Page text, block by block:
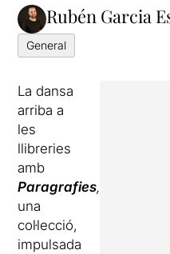
Rubén Garcia
General
La dansa
arriba a
les
llibreries
amb
Paragrafies,
una
col·lecció,
impulsada